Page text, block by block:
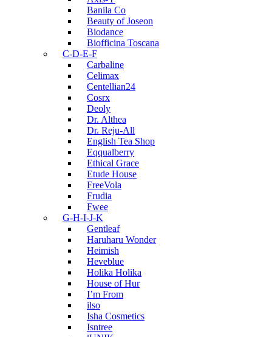
Banila Co
Beauty of Joseon
Biodance
Biofficina Toscana
C-D-E-F
Carbaline
Celimax
Centellian24
Cosrx
Deoly
Dr. Althea
Dr. Reju-All
English Tea Shop
Eqqualberry
Ethical Grace
Etude House
FreeVola
Frudia
Fwee
G-H-I-J-K
Gentleaf
Haruharu Wonder
Heimish
Heveblue
Holika Holika
House of Hur
I’m From
ilso
Isha Cosmetics
Isntree